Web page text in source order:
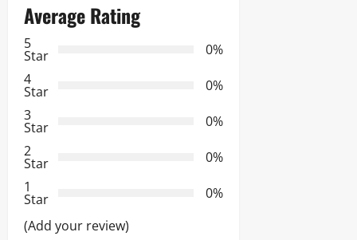
c
i
ó
n
d
e
e
Average Rating
5
Star
0%
4
Star
0%
3
Star
0%
2
Star
0%
1
Star
0%
(Add your review)